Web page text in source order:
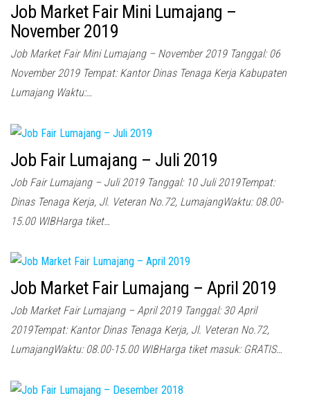
Job Market Fair Mini Lumajang –
November 2019
Job Market Fair Mini Lumajang – November 2019 Tanggal: 06
November 2019 Tempat: Kantor Dinas Tenaga Kerja Kabupaten
Lumajang Waktu:…
Job Fair Lumajang – Juli 2019
Job Fair Lumajang – Juli 2019 Tanggal: 10 Juli 2019Tempat:
Dinas Tenaga Kerja, Jl. Veteran No.72, LumajangWaktu: 08.00-
15.00 WIBHarga tiket…
Job Market Fair Lumajang – April 2019
Job Market Fair Lumajang – April 2019 Tanggal: 30 April
2019Tempat: Kantor Dinas Tenaga Kerja, Jl. Veteran No.72,
LumajangWaktu: 08.00-15.00 WIBHarga tiket masuk: GRATIS…